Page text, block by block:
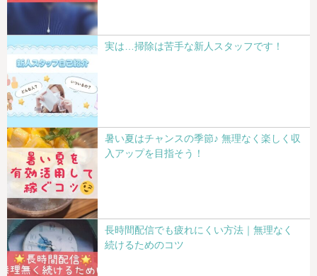
実は…掃除は苦手な新人スタッフです！
暑い夏はチャンスの季節♪ 無理なく楽しく収
入アップを目指そう！
長時間配信でも疲れにくい方法｜無理なく
続けるためのコツ